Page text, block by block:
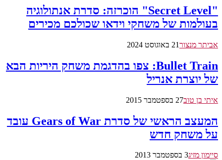
"Secret Level" הוכרזה: סדרת אנתולוגיה
בעולמות של משחקי וידאו שכולכם מכירים
אביתר מנצור21 באוגוסט 2024
Bullet Train: צפו בהדגמת משחק היריות הבא
של יוצרת אנריל
איתי בן טוב27 בספטמבר 2015
המעצב הראשי של סדרת Gears of War עובד
על משחק חדש
סיימון מזיג3 בספטמבר 2013